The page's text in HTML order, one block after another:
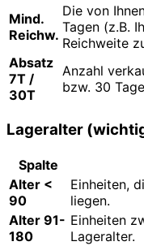
Mind.
Reichw.
Die von
Tagen (z.B.
Reichweite
Absatz
7T /
30T
Anzahl
bzw. 30
Lageralter
Spalte
Alter <
90
Einheiten,
liegen.
Alter 91-
180
Einheiten
Lageralter.